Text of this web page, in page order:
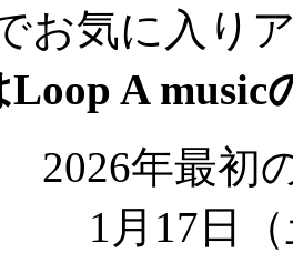
お気に入り
Loop A
2026年最初
1月17日